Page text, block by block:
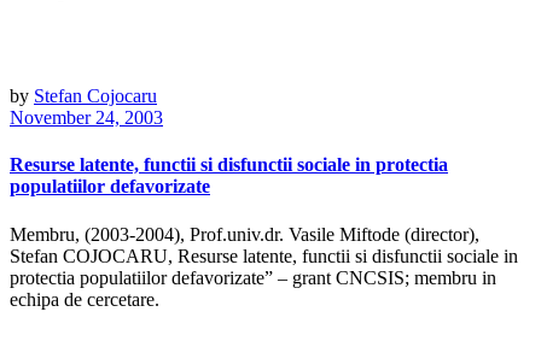
by Stefan Cojocaru
November 24, 2003
Resurse latente, functii si disfunctii sociale in protectia
populatiilor defavorizate
Membru, (2003-2004), Prof.univ.dr. Vasile Miftode (director),
Stefan COJOCARU, Resurse latente, functii si disfunctii sociale in
protectia populatiilor defavorizate” – grant CNCSIS; membru in
echipa de cercetare.